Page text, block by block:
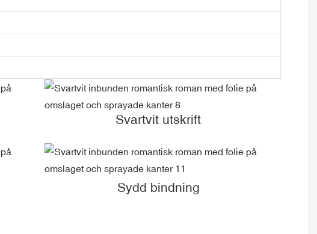
Svartvit utskrift
Sydd bindning